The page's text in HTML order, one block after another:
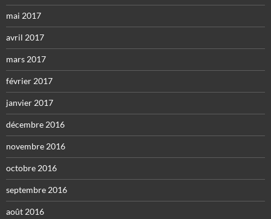
mai 2017
avril 2017
mars 2017
février 2017
janvier 2017
décembre 2016
novembre 2016
octobre 2016
septembre 2016
août 2016